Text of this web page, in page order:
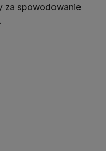
za spowodowanie